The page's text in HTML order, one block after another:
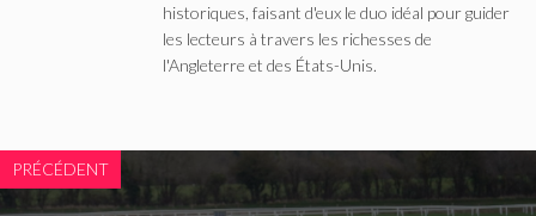
historiques, faisant d'eux le duo idéal pour guider
les lecteurs à travers les richesses de
l'Angleterre et des États-Unis.
PRÉCÉDENT